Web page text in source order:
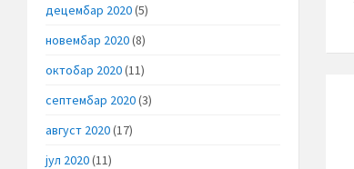
децембар 2020(5)
новембар 2020(8)
октобар 2020(11)
септембар 2020(3)
август 2020(17)
јул 2020(11)